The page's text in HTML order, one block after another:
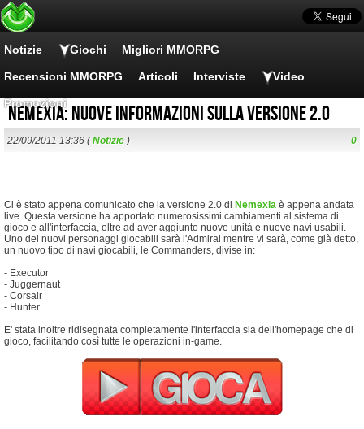
Notizie Giochi Migliori MMORPG
Recensioni MMORPG Articoli Interviste Video
Promozioni
Nemexia: nuove informazioni sulla versione 2.0
22/09/2011 13:36 (Notizie ) 0
Ci è stato appena comunicato che la versione 2.0 di Nemexia è appena andata
live. Questa versione ha apportato numerosissimi cambiamenti al sistema di
gioco e all'interfaccia, oltre ad aver aggiunto nuove unità e nuove navi usabili.
Uno dei nuovi personaggi giocabili sarà l'Admiral mentre vi sarà, come già detto,
un nuovo tipo di navi giocabili, le Commanders, divise in:
- Executor
- Juggernaut
- Corsair
- Hunter
E' stata inoltre ridisegnata completamente l'interfaccia sia dell'homepage che di
gioco, facilitando così tutte le operazioni in-game.